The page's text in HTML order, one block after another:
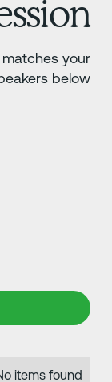
the customer
world.